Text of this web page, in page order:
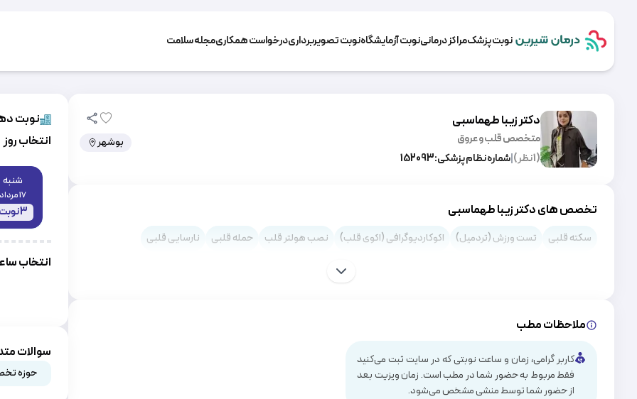
نوبت پزشکمراکز درمانینوبت آزمایشگاهنوبت تصویربرداریدرخواست همکاریمجله سلامت
دکتر زیبا طهماسبی
متخصص قلب و عروق
بوشهر
(
1نظر) شماره نظام پزشکی:152093
تخصص های دکتر زیبا طهماسبی
سکته قلبی تست ورزش (تردمیل) اکوکاردیوگرافی (اکوی قلب) نصب هولتر قلب حمله قلبی
نارسایی‌ قلبی
ملاحظات مطب
کاربر گرامی، زمان و ساعت نوبتی که در سایت ثبت می‌کنید
فقط مربوط به حضور شما در مطب است. زمان ویزیت بعد
از حضور شما توسط منشی مشخص می‌شود.
نوبت
انتخاب روز
شنبه
17 مرداد
3نوبت
انتخاب
سوالات
حوزه